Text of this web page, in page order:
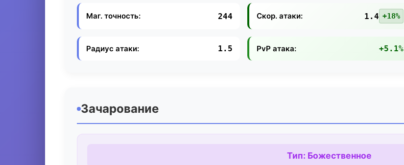
Маг. точность: 244 Скор. атаки: 1.4 +18%
Радиус атаки: 1.5 PvP атака: +5.1%
Зачарование
Тип: Божественное